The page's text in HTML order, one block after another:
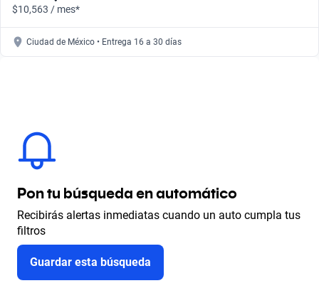
$10,563 / mes*
Ciudad de México • Entrega 16 a 30 días
Pon tu búsqueda en automático
Recibirás alertas inmediatas cuando un auto cumpla tus
filtros
Guardar esta búsqueda